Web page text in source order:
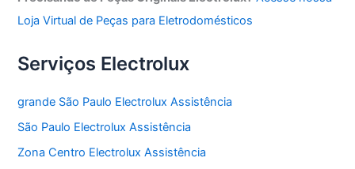
Loja Virtual de Peças para Eletrodomésticos
Serviços Electrolux
grande São Paulo Electrolux Assistência
São Paulo Electrolux Assistência
Zona Centro Electrolux Assistência